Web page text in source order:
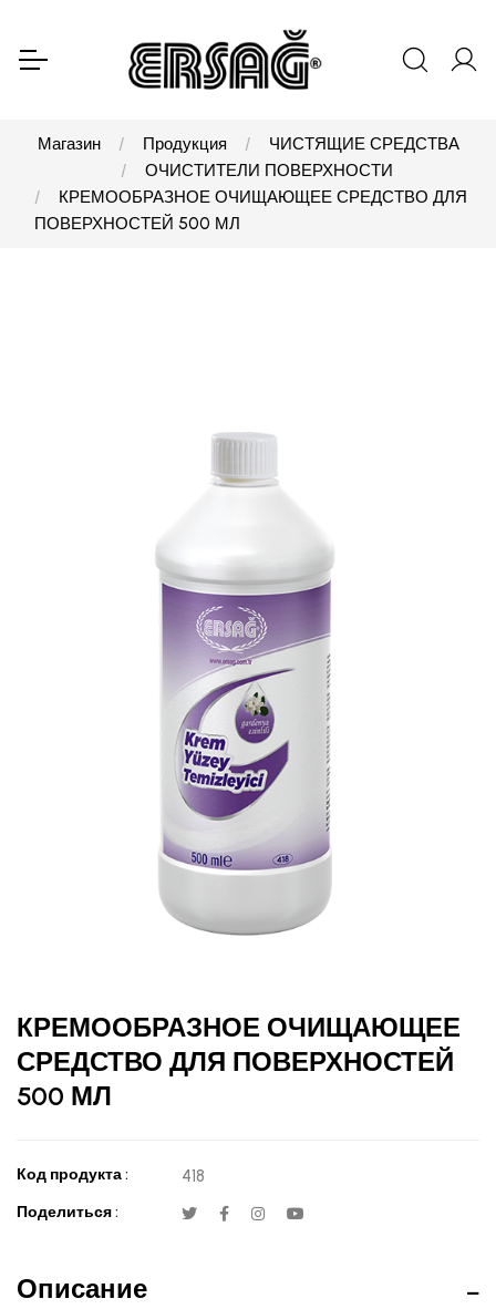
Магазин Продукция
ЧИСТЯЩИЕ СРЕДСТВА
ОЧИСТИТЕЛИ ПОВЕРХНОСТИ
КРЕМООБРАЗНОЕ ОЧИЩАЮЩЕЕ СРЕДСТВО ДЛЯ
ПОВЕРХНОСТЕЙ 500 МЛ
КРЕМООБРАЗНОЕ ОЧИЩАЮЩЕЕ
СРЕДСТВО ДЛЯ ПОВЕРХНОСТЕЙ
500 МЛ
Код продукта : 418
Поделиться :
Описание